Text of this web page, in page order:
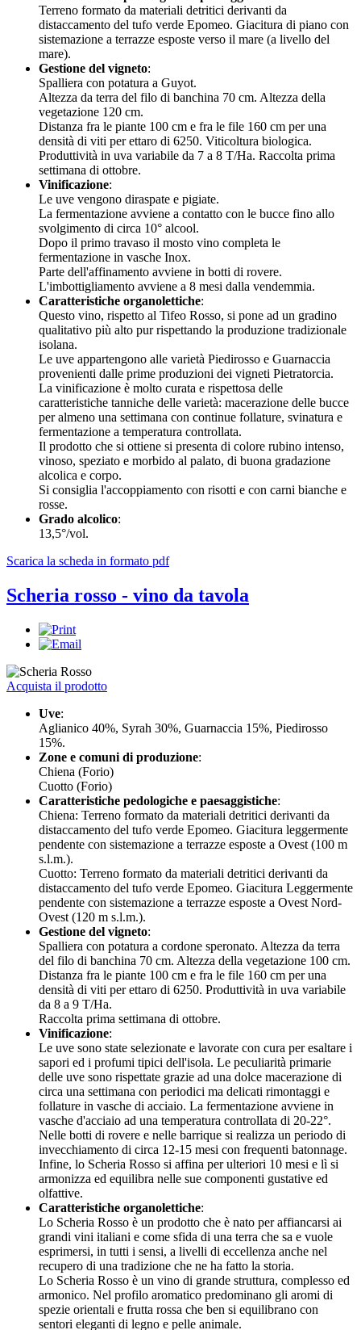
Terreno formato da materiali detritici derivanti da
distaccamento del tufo verde Epomeo. Giacitura di piano con
sistemazione a terrazze esposte verso il mare (a livello del
mare).
Gestione del vigneto:
Spalliera con potatura a Guyot.
Altezza da terra del filo di banchina 70 cm. Altezza della
vegetazione 120 cm.
Distanza fra le piante 100 cm e fra le file 160 cm per una
densità di viti per ettaro di 6250. Viticoltura biologica.
Produttività in uva variabile da 7 a 8 T/Ha. Raccolta prima
settimana di ottobre.
Vinificazione:
Le uve vengono diraspate e pigiate.
La fermentazione avviene a contatto con le bucce fino allo
svolgimento di circa 10° alcool.
Dopo il primo travaso il mosto vino completa le
fermentazione in vasche Inox.
Parte dell'affinamento avviene in botti di rovere.
L'imbottigliamento avviene a 8 mesi dalla vendemmia.
Caratteristiche organolettiche:
Questo vino, rispetto al Tifeo Rosso, si pone ad un gradino
qualitativo più alto pur rispettando la produzione tradizionale
isolana.
Le uve appartengono alle varietà Piedirosso e Guarnaccia
provenienti dalle prime produzioni dei vigneti Pietratorcia.
La vinificazione è molto curata e rispettosa delle
caratteristiche tanniche delle varietà: macerazione delle bucce
per almeno una settimana con continue follature, svinatura e
fermentazione a temperatura controllata.
Il prodotto che si ottiene si presenta di colore rubino intenso,
vinoso, speziato e morbido al palato, di buona gradazione
alcolica e corpo.
Si consiglia l'accoppiamento con risotti e con carni bianche e
rosse.
Grado alcolico:
13,5°/vol.
Scarica la scheda in formato pdf
Scheria rosso - vino da tavola
Acquista il prodotto
Uve:
Aglianico 40%, Syrah 30%, Guarnaccia 15%, Piedirosso
15%.
Zone e comuni di produzione:
Chiena (Forio)
Cuotto (Forio)
Caratteristiche pedologiche e paesaggistiche:
Chiena: Terreno formato da materiali detritici derivanti da
distaccamento del tufo verde Epomeo. Giacitura leggermente
pendente con sistemazione a terrazze esposte a Ovest (100 m
s.l.m.).
Cuotto: Terreno formato da materiali detritici derivanti da
distaccamento del tufo verde Epomeo. Giacitura Leggermente
pendente con sistemazione a terrazze esposte a Ovest Nord-
Ovest (120 m s.l.m.).
Gestione del vigneto:
Spalliera con potatura a cordone speronato. Altezza da terra
del filo di banchina 70 cm. Altezza della vegetazione 100 cm.
Distanza fra le piante 100 cm e fra le file 160 cm per una
densità di viti per ettaro di 6250. Produttività in uva variabile
da 8 a 9 T/Ha.
Raccolta prima settimana di ottobre.
Vinificazione:
Le uve sono state selezionate e lavorate con cura per esaltare i
sapori ed i profumi tipici dell'isola. Le peculiarità primarie
delle uve sono rispettate grazie ad una dolce macerazione di
circa una settimana con periodici ma delicati rimontaggi e
follature in vasche di acciaio. La fermentazione avviene in
vasche d'acciaio ad una temperatura controllata di 20-22°.
Nelle botti di rovere e nelle barrique si realizza un periodo di
invecchiamento di circa 12-15 mesi con frequenti batonnage.
Infine, lo Scheria Rosso si affina per ulteriori 10 mesi e lì si
armonizza ed equilibra nelle sue componenti gustative ed
olfattive.
Caratteristiche organolettiche:
Lo Scheria Rosso è un prodotto che è nato per affiancarsi ai
grandi vini italiani e come sfida di una terra che sa e vuole
esprimersi, in tutti i sensi, a livelli di eccellenza anche nel
recupero di una tradizione che ne ha fatto la storia.
Lo Scheria Rosso è un vino di grande struttura, complesso ed
armonico. Nel profilo aromatico predominano gli aromi di
spezie orientali e frutta rossa che ben si equilibrano con
sentori eleganti di legno e pelle animale.